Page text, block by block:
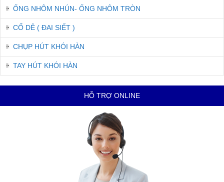
ỐNG NHÔM NHÚN- ỐNG NHÔM TRÒN
CỔ DÊ ( ĐAI SIẾT )
CHỤP HÚT KHÓI HÀN
TAY HÚT KHÓI HÀN
HỖ TRỢ ONLINE